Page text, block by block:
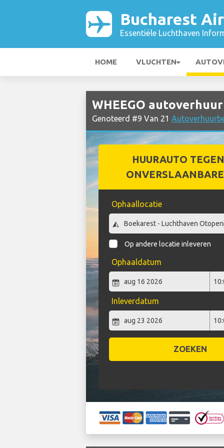
Bucharest
Essentiële Luchthaven
HOME VLUCHTEN
WHEEGO
Genoteerd #9 Van 21
HUURAUTO
Ophaallocatie
Op andere locatie inleveren
Ophaaldatum
Inleverdatum
ZOEKEN